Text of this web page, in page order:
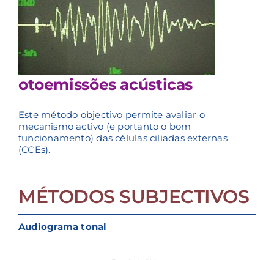
otoemissões acústicas
Este método objectivo permite avaliar o
mecanismo activo (e portanto o bom
funcionamento) das células ciliadas externas
(CCEs).
MÉTODOS SUBJECTIVOS
Audiograma tonal